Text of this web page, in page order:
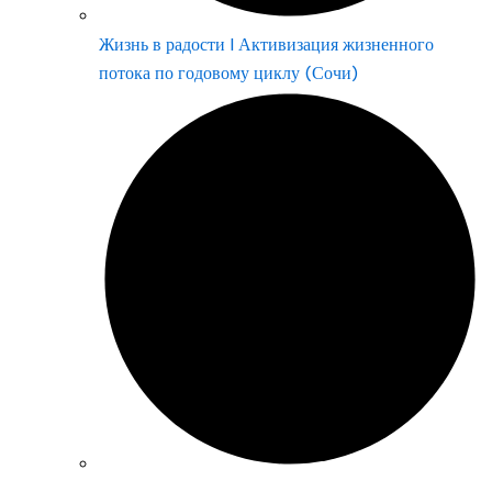
Жизнь в радости | Активизация жизненного
потока по годовому циклу (Сочи)